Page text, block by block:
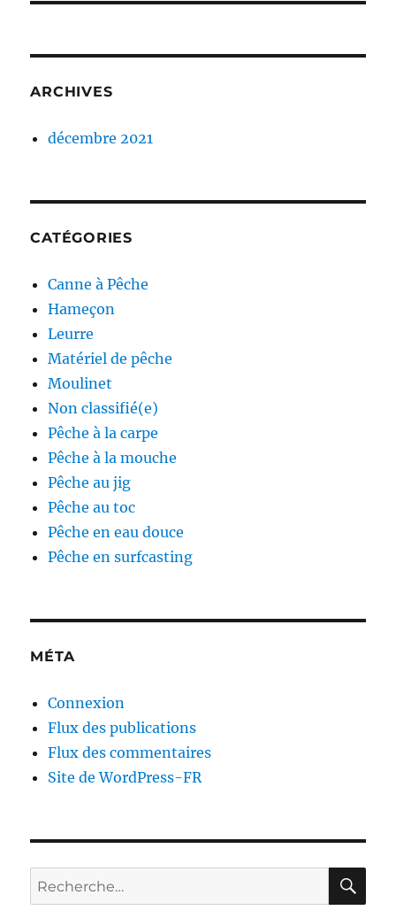
ARCHIVES
décembre 2021
CATÉGORIES
Canne à Pêche
Hameçon
Leurre
Matériel de pêche
Moulinet
Non classifié(e)
Pêche à la carpe
Pêche à la mouche
Pêche au jig
Pêche au toc
Pêche en eau douce
Pêche en surfcasting
MÉTA
Connexion
Flux des publications
Flux des commentaires
Site de WordPress-FR
Recherche
pour :